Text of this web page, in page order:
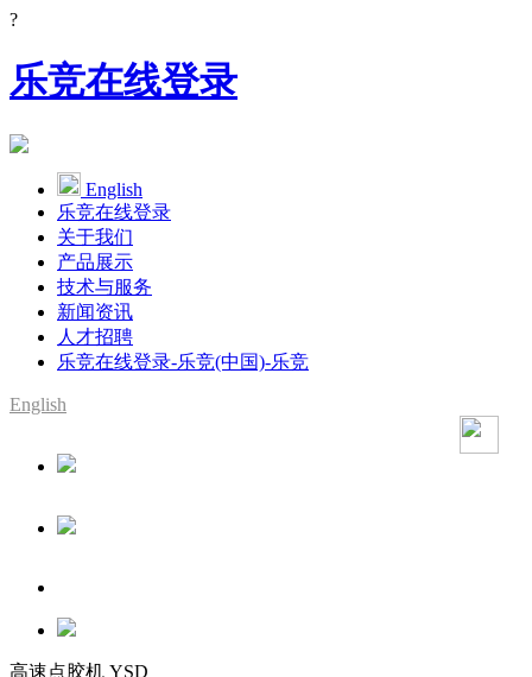
?
乐竞在线登录
English
乐竞在线登录
关于我们
产品展示
技术与服务
新闻资讯
人才招聘
乐竞在线登录-乐竞(中国)-乐竞
English
YAMAHA代理
高速点胶机 YSD